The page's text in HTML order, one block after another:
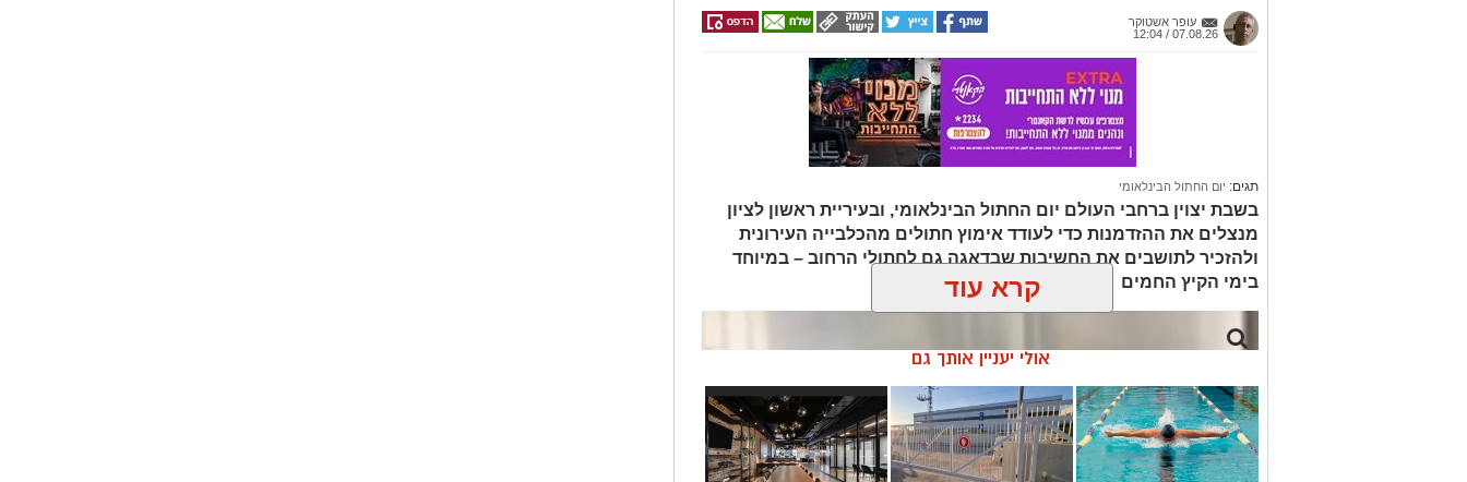
עופר אשטוקר
07.08.26 / 12:04
תגים: יום החתול הבינלאומי
בשבת יצוין ברחבי העולם יום החתול הבינלאומי, ובעיריית ראשון לציון
מנצלים את ההזדמנות כדי לעודד אימוץ חתולים מהכלבייה העירונית
ולהזכיר לתושבים את החשיבות שבדאגה גם לחתולי הרחוב – במיוחד
בימי הקיץ החמים
קרא עוד
אולי יעניין אותך גם